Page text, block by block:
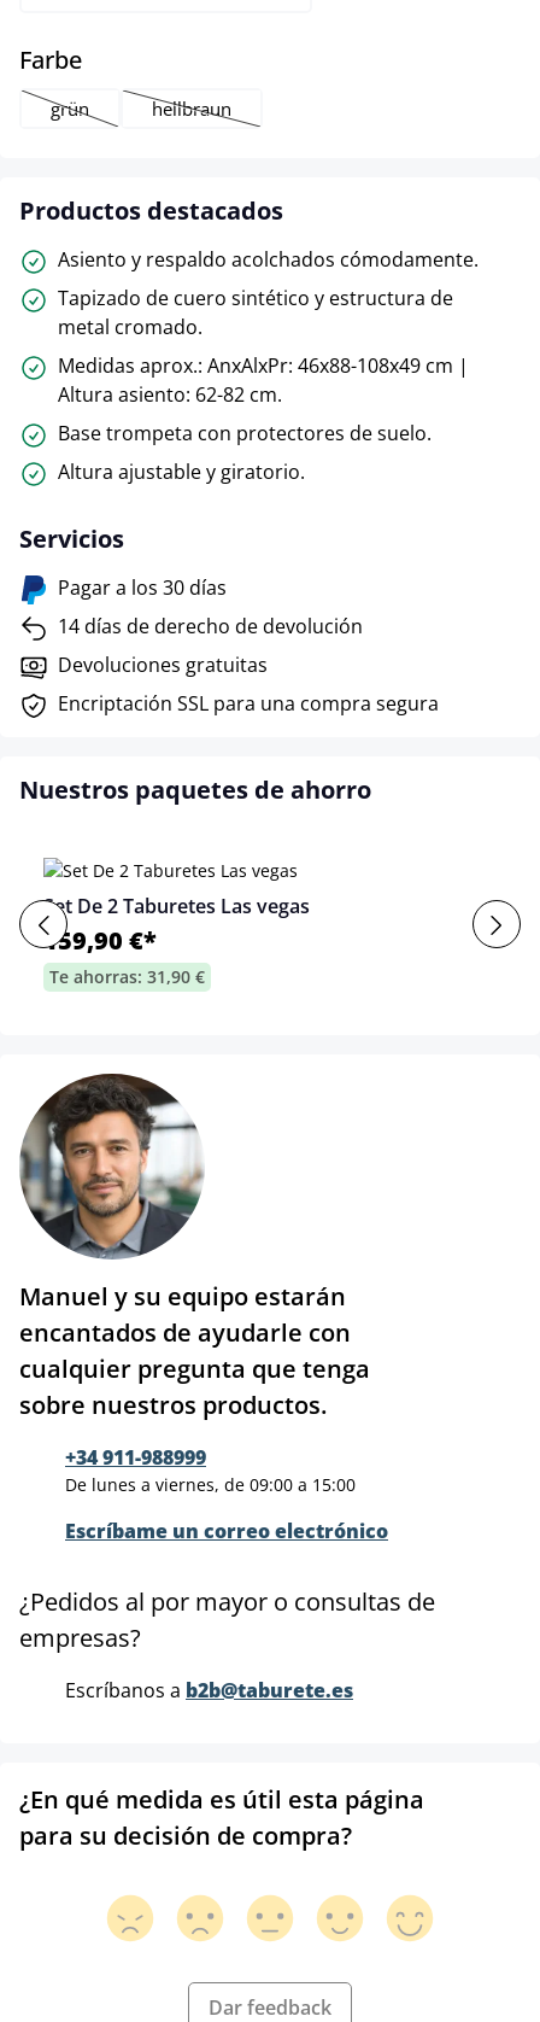
Farbeselect
grün
(Esta opción no está disponible en este momento.)
hellbraun
(Esta opción no está disponible en este
Productos destacados
Asiento y respaldo acolchados cómodamente.
Tapizado de cuero sintético y estructura de
metal cromado.
Medidas aprox.: AnxAlxPr: 46x88-108x49 cm |
Altura asiento: 62-82 cm.
Base trompeta con protectores de suelo.
Altura ajustable y giratorio.
Servicios
Pagar a los 30 días
14 días de derecho de devolución
Devoluciones gratuitas
Encriptación SSL para una compra segura
Nuestros paquetes de ahorro
Set De 2 Taburetes Las vegas
159,90 €*
Te ahorras: 31,90 €
Manuel y su equipo estarán
encantados de ayudarle con
cualquier pregunta que tenga
sobre nuestros productos.
+34 911-988999
De lunes a viernes, de 09:00 a 15:00
Escríbame un correo electrónico
¿Pedidos al por mayor o consultas de
empresas?
Escríbanos a b2b@taburete.es
¿En qué medida es útil esta página
para su decisión de compra?
Dar feedback